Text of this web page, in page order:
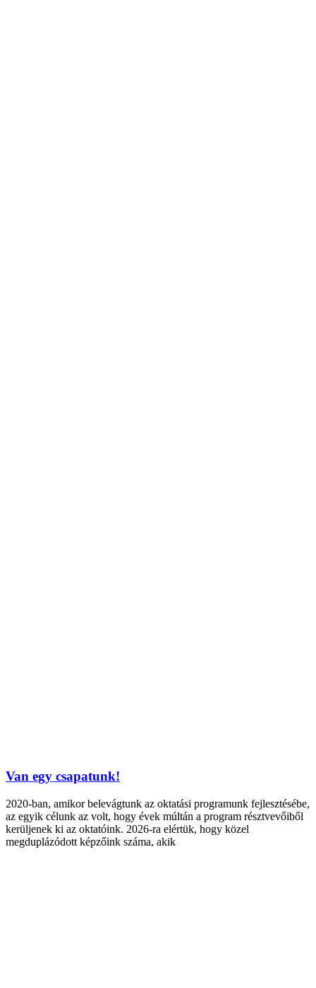
Van egy csapatunk!
2020-ban, amikor belevágtunk az oktatási programunk fejlesztésébe,
az egyik célunk az volt, hogy évek múltán a program résztvevőiből
kerüljenek ki az oktatóink. 2026-ra elértük, hogy közel
megduplázódott képzőink száma, akik